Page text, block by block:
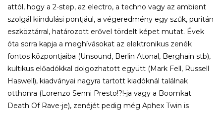
attól, hogy a 2-step, az electro, a techno vagy az ambient
szolgál kiindulási pontjául, a végeredmény egy szűk, puritán
eszköztárral, határozott erővel tördelt képet mutat. Évek
óta sorra kapja a meghívásokat az elektronikus zenék
fontos központjaiba (Unsound, Berlin Atonal, Berghain stb),
kultikus előadókkal dolgozhatott együtt (Mark Fell, Russell
Haswell), kiadványai nagyra tartott kiadóknál találnak
otthonra (Lorenzo Senni Presto!?!-ja vagy a Boomkat
Death Of Rave-je), zenéjét pedig még Aphex Twin is